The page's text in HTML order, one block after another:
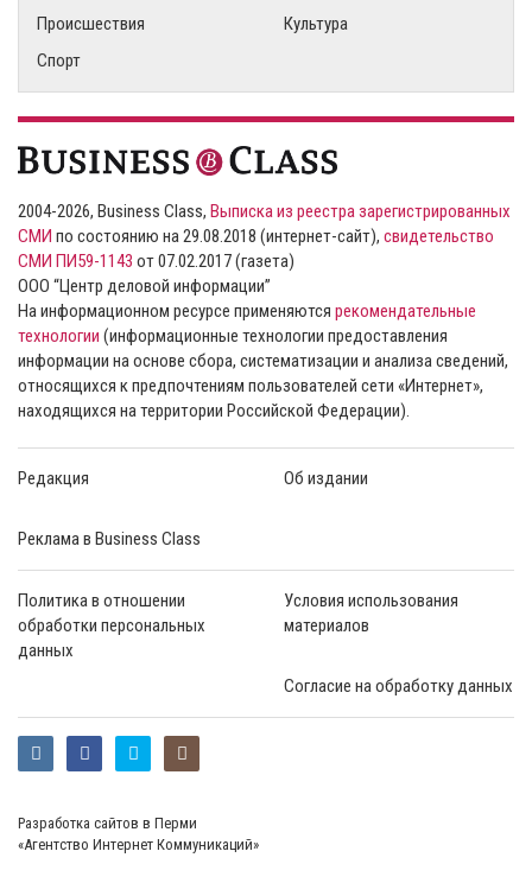
Происшествия
Культура
Спорт
2004-2026, Business Class, Выписка из реестра зарегистрированных
СМИ по состоянию на 29.08.2018 (интернет-сайт), свидетельство
СМИ ПИ59-1143 от 07.02.2017 (газета)
ООО “Центр деловой информации”
На информационном ресурсе применяются рекомендательные
технологии (информационные технологии предоставления
информации на основе сбора, систематизации и анализа сведений,
относящихся к предпочтениям пользователей сети «Интернет»,
находящихся на территории Российской Федерации).
Редакция Об издании
Реклама в Business Class
Политика в отношении
обработки персональных
данных
Условия использования
материалов
Согласие на обработку данных
Разработка сайтов в Перми
«Агентство Интернет Коммуникаций»